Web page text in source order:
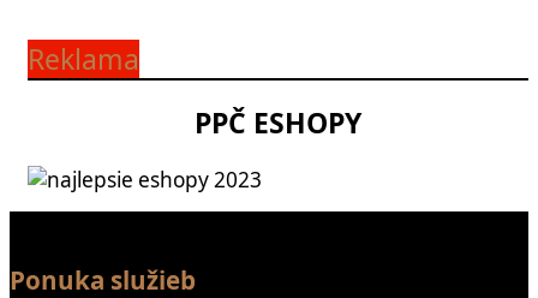
Reklama
PPČ ESHOPY
Ponuka služieb